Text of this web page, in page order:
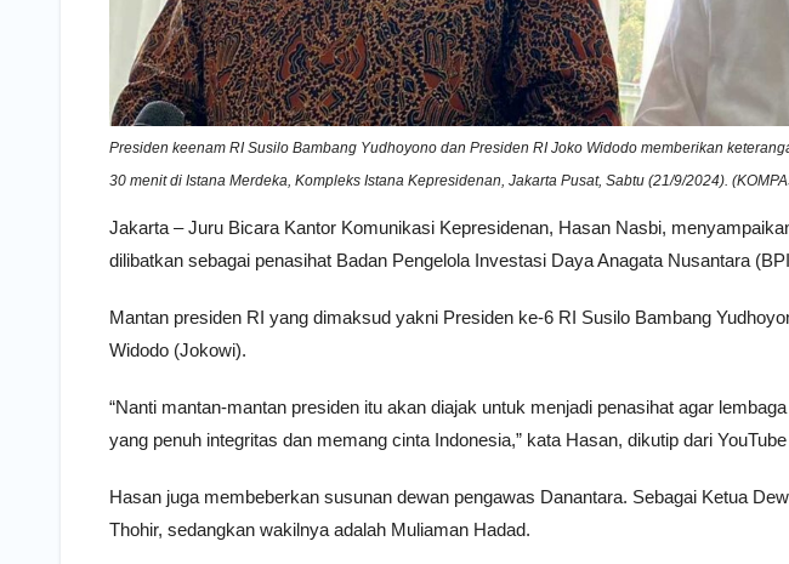
Presiden keenam RI Susilo Bambang Yudhoyono dan Presiden RI Joko Widodo memberikan
30 menit di Istana Merdeka, Kompleks Istana Kepresidenan, Jakarta Pusat, Sabtu (21/9/2024).
Jakarta – Juru Bicara Kantor Komunikasi Kepresidenan, Hasan Nasbi,
dilibatkan sebagai penasihat Badan Pengelola Investasi Daya Anagata Nusantara
Mantan presiden RI yang dimaksud yakni Presiden ke-6 RI Susilo Bambang
Widodo (Jokowi).
“Nanti mantan-mantan presiden itu akan diajak untuk menjadi penasihat agar
yang penuh integritas dan memang cinta Indonesia,” kata Hasan, dikutip dari
Hasan juga membeberkan susunan dewan pengawas Danantara. Sebagai Ketua
Thohir, sedangkan wakilnya adalah Muliaman Hadad.